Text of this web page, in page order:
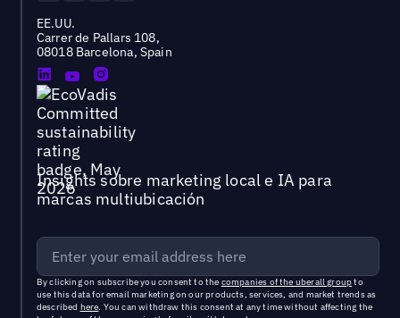
EE.UU.
Carrer de Pallars 108,
08018 Barcelona, Spain
Insights sobre marketing local e IA para
marcas multiubicación
By clicking on subscribe you consent to the companies of the uberall groupto
use this data for email marketing on our products, services, and market trends as
described here. You can withdraw this consent at any time without affecting the